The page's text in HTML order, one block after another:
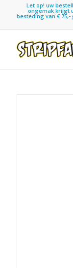
Let op! uw
ongemak krijgt
besteding van €